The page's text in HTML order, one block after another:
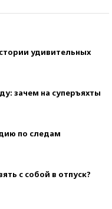
удивительных
зачем на суперъяхты
по следам
с собой в отпуск?